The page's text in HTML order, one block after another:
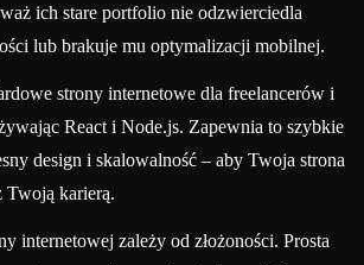
ich stare portfolio nie odzwierciedla
lub brakuje mu optymalizacji mobilnej.
strony internetowe dla freelancerów i
React i Node.js. Zapewnia to szybkie
design i skalowalność – aby Twoja strona
Twoją karierą.
internetowej zależy od złożoności. Prosta